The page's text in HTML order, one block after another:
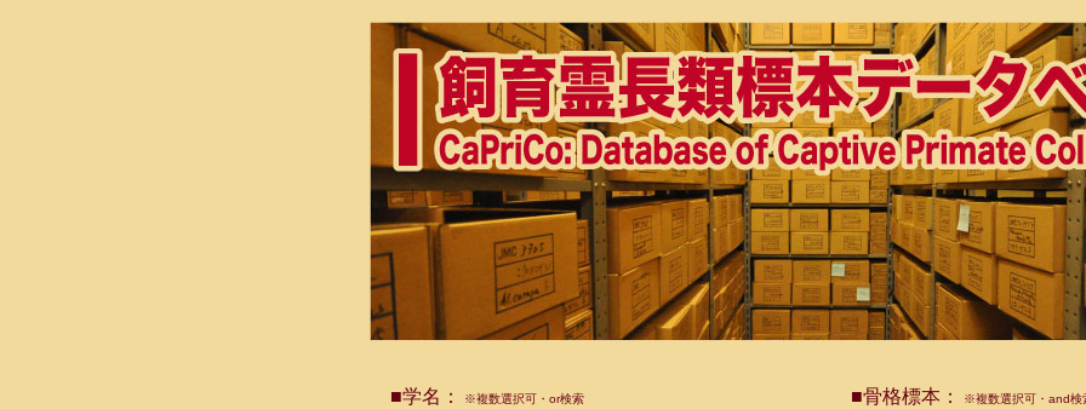
■学名： ※複数選択可・or検索 ■骨格標本： ※複数選択可・and検